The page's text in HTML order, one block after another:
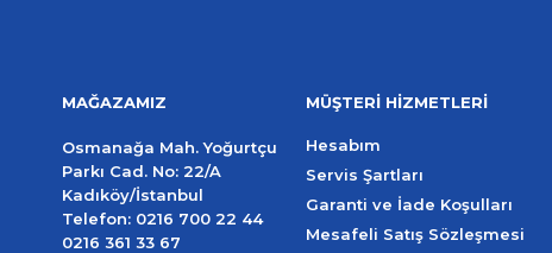
MAĞAZAMIZ
Osmanağa Mah. Yoğurtçu
Parkı Cad. No: 22/A
Kadıköy/İstanbul
Telefon: 0216 700 22 44
0216 361 33 67
MÜŞTERİ HİZMETLERİ
Hesabım
Servis Şartları
Garanti ve İade Koşulları
Mesafeli Satış Sözleşmesi